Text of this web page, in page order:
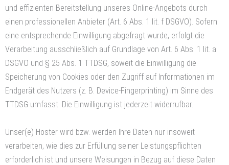
und effizienten Bereitstellung unseres Online-Angebots durch
einen professionellen Anbieter (Art. 6 Abs. 1 lit. f DSGVO). Sofern
eine entsprechende Einwilligung abgefragt wurde, erfolgt die
Verarbeitung ausschließlich auf Grundlage von Art. 6 Abs. 1 lit. a
DSGVO und § 25 Abs. 1 TTDSG, soweit die Einwilligung die
Speicherung von Cookies oder den Zugriff auf Informationen im
Endgerät des Nutzers (z. B. Device-Fingerprinting) im Sinne des
TTDSG umfasst. Die Einwilligung ist jederzeit widerrufbar.
Unser(e) Hoster wird bzw. werden Ihre Daten nur insoweit
verarbeiten, wie dies zur Erfüllung seiner Leistungspflichten
erforderlich ist und unsere Weisungen in Bezug auf diese Daten